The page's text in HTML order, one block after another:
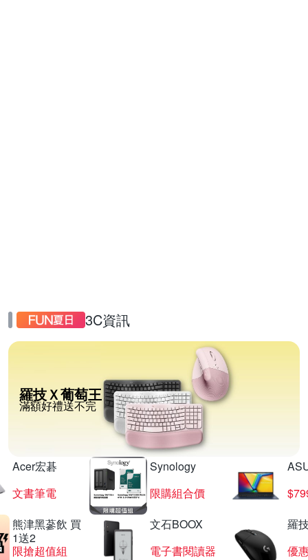
3C資訊
羅技Ｘ葡萄王
滿額好禮送不完
Acer宏碁
文書筆電
Synology
限購組合價
熊津黑蔘飲 買
1送2
限搶超值組
文石BOOX
電子書閱讀器
羅
優